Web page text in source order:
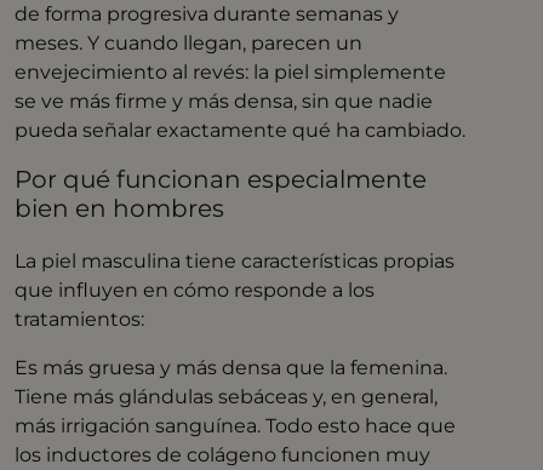
de forma progresiva durante semanas y
meses. Y cuando llegan, parecen un
envejecimiento al revés: la piel simplemente
se ve más firme y más densa, sin que nadie
pueda señalar exactamente qué ha cambiado.
Por qué funcionan especialmente
bien en hombres
La piel masculina tiene características propias
que influyen en cómo responde a los
tratamientos:
Es más gruesa y más densa que la femenina.
Tiene más glándulas sebáceas y, en general,
más irrigación sanguínea. Todo esto hace que
los inductores de colágeno funcionen muy